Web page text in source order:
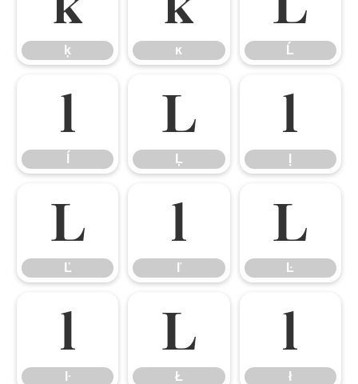
ķ ĸ Ĺ
ĺ Ļ
Ļ
ļ
Ľ
Ľ
ľ
ľ
Ŀ
Ŀ
ŀ
ŀ
Ł
Ł
ł
ł